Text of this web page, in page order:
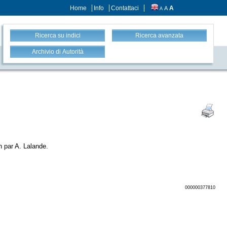
Home Info Contattaci A A A
Ricerca su indici Ricerca avanzata
Archivio di Autorità